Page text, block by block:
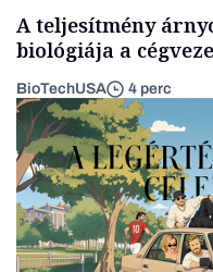
A teljesítmény
biológiája a
BioTechUSA 4 perc